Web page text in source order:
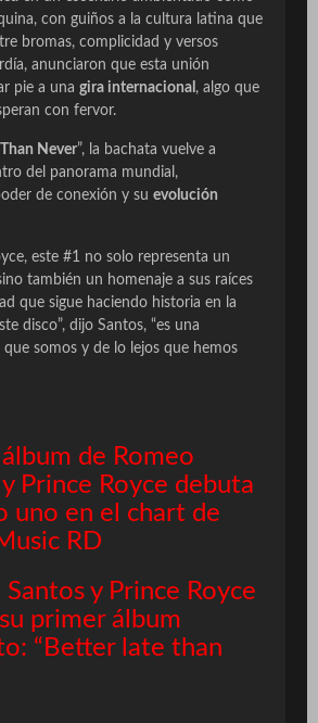
con guiños a la cultura latina que
bromas, complicidad y versos
anunciaron que esta unión
pie a una gira internacional , algo que
con fervor.
Never”, la bachata vuelve a
del panorama mundial,
de conexión y su evolución
este #1 no solo representa un
también un homenaje a sus raíces
que sigue haciendo historia en la
disco”, dijo Santos, “es una
somos y de lo lejos que hemos
de Romeo
Prince Royce debuta
uno en el chart de
RD
Santos y Prince Royce
primer álbum
“Better late than